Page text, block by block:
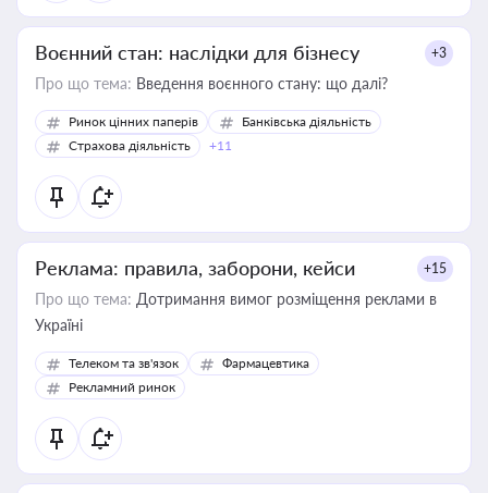
Воєнний стан: наслідки для бізнесу +3
Про що тема: Введення воєнного стану: що далі?
Ринок цінних паперів
Банківська діяльність
Страхова діяльність
+11
Реклама: правила, заборони, кейси +15
Про що тема: Дотримання вимог розміщення реклами в
Україні
Телеком та зв'язок
Фармацевтика
Рекламний ринок